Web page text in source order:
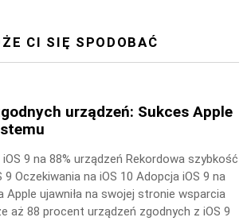
CI SIĘ SPODOBAĆ
urządzeń: Sukces Apple
9 na 88% urządzeń Rekordowa szybkość
Oczekiwania na iOS 10 Adopcja iOS 9 na
Apple ujawniła na swojej stronie wsparcia
aż 88 procent urządzeń zgodnych z iOS 9